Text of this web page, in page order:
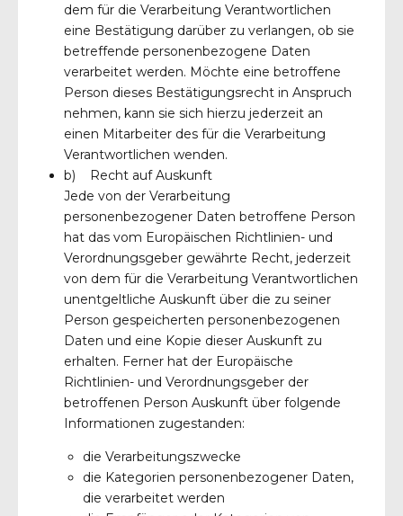
dem für die Verarbeitung Verantwortlichen
eine Bestätigung darüber zu verlangen, ob sie
betreffende personenbezogene Daten
verarbeitet werden. Möchte eine betroffene
Person dieses Bestätigungsrecht in Anspruch
nehmen, kann sie sich hierzu jederzeit an
einen Mitarbeiter des für die Verarbeitung
Verantwortlichen wenden.
b) Recht auf Auskunft
Jede von der Verarbeitung
personenbezogener Daten betroffene Person
hat das vom Europäischen Richtlinien- und
Verordnungsgeber gewährte Recht, jederzeit
von dem für die Verarbeitung Verantwortlichen
unentgeltliche Auskunft über die zu seiner
Person gespeicherten personenbezogenen
Daten und eine Kopie dieser Auskunft zu
erhalten. Ferner hat der Europäische
Richtlinien- und Verordnungsgeber der
betroffenen Person Auskunft über folgende
Informationen zugestanden:
die Verarbeitungszwecke
die Kategorien personenbezogener Daten,
die verarbeitet werden